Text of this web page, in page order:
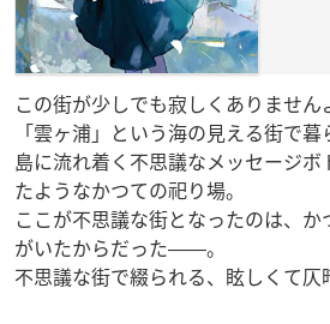
この街が少しでも寂しくありません
「雲ヶ浦」という海の見える街で暮
島に流れ着く不思議なメッセージ
たようなかつての祀り場。
ここが不思議な街となったのは、
がいたからだった――。
不思議な街で綴られる、眩しくて仄